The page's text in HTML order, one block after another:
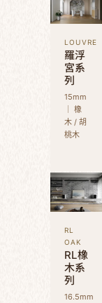
LOUVRE
羅浮
宮系
列
15mm
｜ 橡
木 / 胡
桃木
RL
OAK
RL橡
木系
列
16.5mm